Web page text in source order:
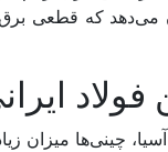
می‌دهد که قطعی برق